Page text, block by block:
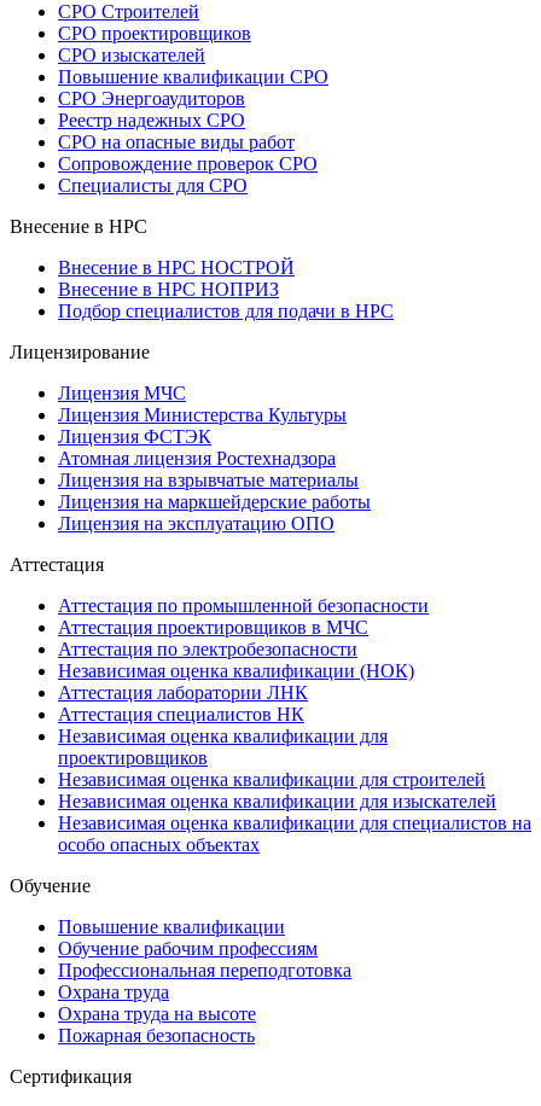
СРО Строителей
СРО проектировщиков
СРО изыскателей
Повышение квалификации СРО
СРО Энергоаудиторов
Реестр надежных СРО
СРО на опасные виды работ
Сопровождение проверок СРО
Специалисты для СРО
Внесение в НРС
Внесение в НРС НОСТРОЙ
Внесение в НРС НОПРИЗ
Подбор специалистов для подачи в НРС
Лицензирование
Лицензия МЧС
Лицензия Министерства Культуры
Лицензия ФСТЭК
Атомная лицензия Ростехнадзора
Лицензия на взрывчатые материалы
Лицензия на маркшейдерские работы
Лицензия на эксплуатацию ОПО
Аттестация
Аттестация по промышленной безопасности
Аттестация проектировщиков в МЧС
Аттестация по электробезопасности
Независимая оценка квалификации (НОК)
Аттестация лаборатории ЛНК
Аттестация специалистов НК
Независимая оценка квалификации для
проектировщиков
Независимая оценка квалификации для строителей
Независимая оценка квалификации для изыскателей
Независимая оценка квалификации для специалистов на
особо опасных объектах
Обучение
Повышение квалификации
Обучение рабочим профессиям
Профессиональная переподготовка
Охрана труда
Охрана труда на высоте
Пожарная безопасность
Сертификация